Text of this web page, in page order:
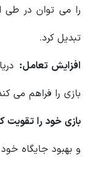
را می توان در طی
تبدیل کرد.
افزایش تعامل:
بازی را فراهم می
بازی خود را تقویت
و بهبود جایگاه